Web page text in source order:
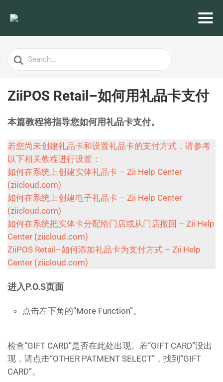
Search
For
ZiiPOS Retail–如何用礼品卡支付
本篇教程将指导您如何用礼品卡支付。
若您尚未创建礼品卡和设置礼品卡的支付方式，请参考
以下相关教程进行设置：
如何在系统上创建实体礼品卡 – Zii Help Center
(ziicloud.com)
如何在系统上创建电子礼品卡 – Zii Help Center
(ziicloud.com)
如何在系统把实体卡分配给门店或从门店撤回 – Zii Help
Center (ziicloud.com)
ZiiPOS Retail–如何添加礼品卡为支付方式 – Zii Help
Center (ziicloud.com)
进入P.O.S页面
点击左下角的“More Function”。
检查“GIFT CARD”是否在此处出现。若“GIFT CARD”没出
现，请点击“OTHER PATMENT SELECT”，找到“GIFT
CARD”。